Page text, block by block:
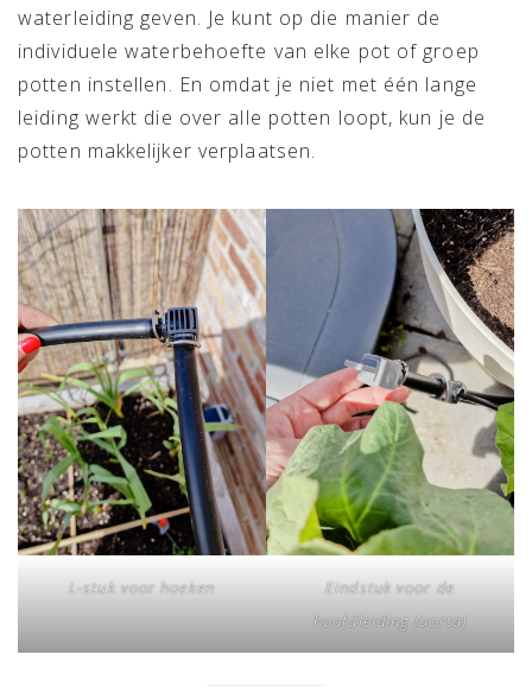
waterleiding geven. Je kunt op die manier de
individuele waterbehoefte van elke pot of groep
potten instellen. En omdat je niet met één lange
leiding werkt die over alle potten loopt, kun je de
potten makkelijker verplaatsen.
L-stuk voor hoeken
Eindstuk voor de
hoofdleiding (aorta)